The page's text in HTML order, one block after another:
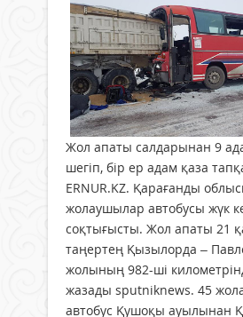
Жол апаты салдарынан 9
шегіп, бір ер адам қаза
ERNUR.KZ. Қарағанды
жолаушылар автобусы жүк
соқтығысты. Жол апаты 21
таңертең Қызылорда –
жолының 982-ші
жазады sputniknews. 45
автобус Қушоқы ауылынан